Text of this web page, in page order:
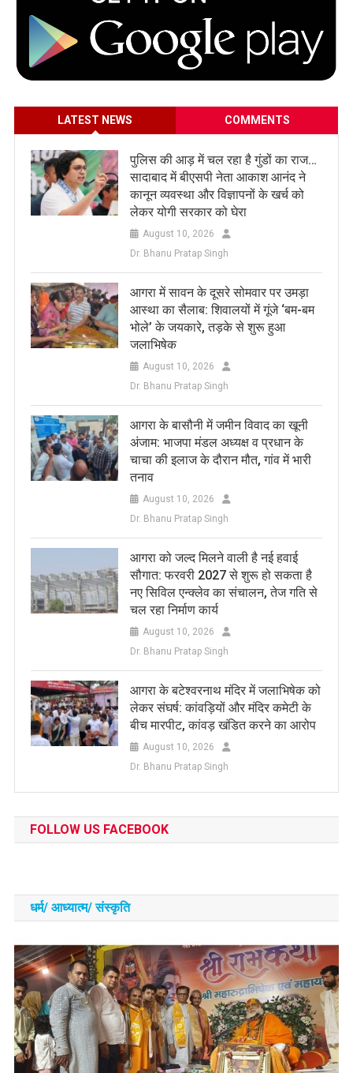
LATEST NEWS COMMENTS
पुलिस की आड़ में चल रहा है गुंडों का राज…
सादाबाद में बीएसपी नेता आकाश आनंद ने
कानून व्यवस्था और विज्ञापनों के खर्च को
लेकर योगी सरकार को घेरा
August 10, 2026
Dr. Bhanu Pratap Singh
​आगरा में सावन के दूसरे सोमवार पर उमड़ा
आस्था का सैलाब: शिवालयों में गूंजे ‘बम-बम
भोले’ के जयकारे, तड़के से शुरू हुआ
जलाभिषेक
August 10, 2026
Dr. Bhanu Pratap Singh
​आगरा के बासौनी में जमीन विवाद का खूनी
अंजाम: भाजपा मंडल अध्यक्ष व प्रधान के
चाचा की इलाज के दौरान मौत, गांव में भारी
तनाव
August 10, 2026
Dr. Bhanu Pratap Singh
आगरा को जल्द मिलने वाली है नई हवाई
सौगात: फरवरी 2027 से शुरू हो सकता है
नए सिविल एन्क्लेव का संचालन, तेज गति से
चल रहा निर्माण कार्य
August 10, 2026
Dr. Bhanu Pratap Singh
आगरा के बटेश्वरनाथ मंदिर में जलाभिषेक को
लेकर संघर्ष: कांवड़ियों और मंदिर कमेटी के
बीच मारपीट, कांवड़ खंडित करने का आरोप
August 10, 2026
Dr. Bhanu Pratap Singh
FOLLOW US FACEBOOK
धर्म/ आध्‍यात्‍म/ संस्‍कृति